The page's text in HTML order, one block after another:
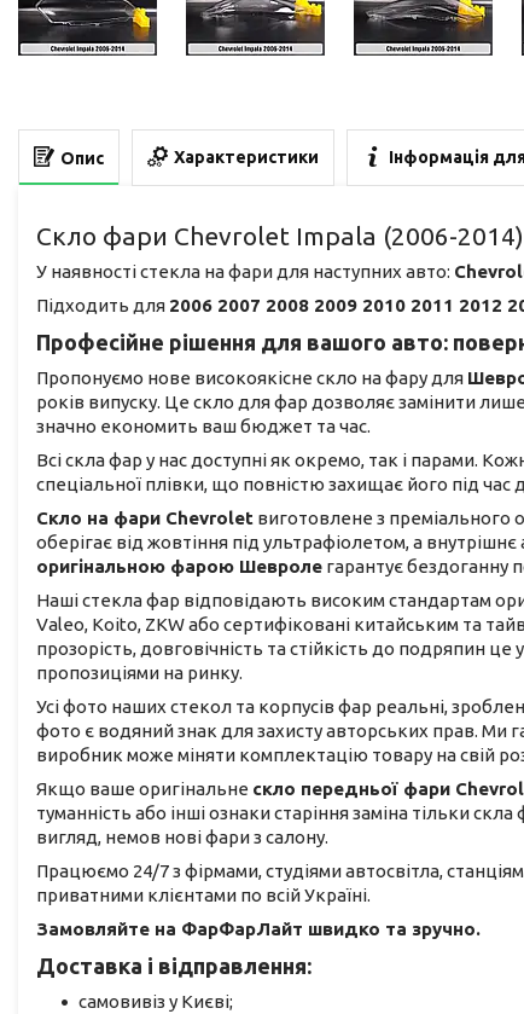
Опис Характеристики Інформація
Скло фари Chevrolet Impala (2006-2014)
У наявності стекла на фари для наступних авто:
Підходить для 2006 2007 2008 2009 2010 2011 2012
Професійне рішення для вашого авто:
Пропонуємо нове високоякісне скло на фару для
років випуску. Це скло для фар дозволяє замінити
значно економить ваш бюджет та час.
Всі скла фар у нас доступні як окремо, так і парами.
спеціальної плівки, що повністю захищає його під
Скло на фари Chevrolet виготовлене з преміального
оберігає від жовтіння під ультрафіолетом, а
оригінальною фарою Шевроле гарантує бездоганну
Наші стекла фар відповідають високим стандартам
Valeo, Koito, ZKW або сертифіковані китайським та
прозорість, довговічність та стійкість до подряпин
пропозиціями на ринку.
Усі фото наших стекол та корпусів фар реальні,
фото є водяний знак для захисту авторських прав. Ми
виробник може міняти комплектацію товару на свій
Якщо ваше оригінальне скло передньої фари
туманність або інші ознаки старіння заміна тільки
вигляд, немов нові фари з салону.
Працюємо 24/7 з фірмами, студіями автосвітла,
приватними клієнтами по всій Україні.
Замовляйте на ФарФарЛайт швидко та зручно.
Доставка і відправлення:
самовивіз у Києві;